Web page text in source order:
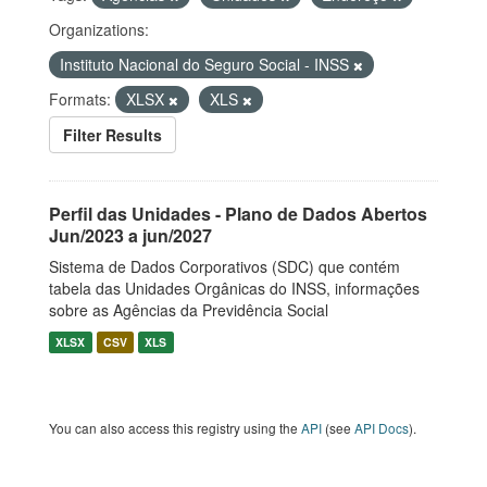
Organizations:
Instituto Nacional do Seguro Social - INSS
Formats:
XLSX
XLS
Filter Results
Perfil das Unidades - Plano de Dados Abertos
Jun/2023 a jun/2027
Sistema de Dados Corporativos (SDC) que contém
tabela das Unidades Orgânicas do INSS, informações
sobre as Agências da Previdência Social
XLSX CSV XLS
You can also access this registry using the API (see API Docs).